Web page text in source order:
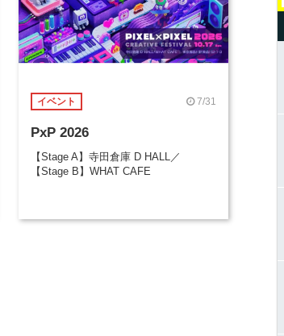
イベント 7/31
PxP 2026
【Stage A】寺田倉庫 D HALL／
【Stage B】WHAT CAFE